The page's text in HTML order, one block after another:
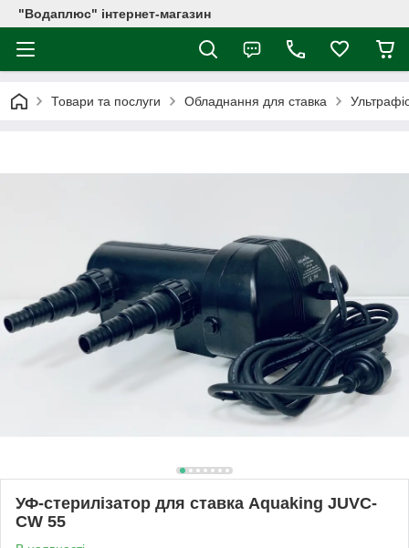
"Водаплюс" інтернет-магазин
Товари та послуги Обладнання для ставка
УФ-стерилізатор для ставка Aquaking JUVC-
CW 55